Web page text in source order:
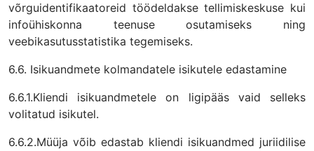
võrguidentifikaatoreid töödeldakse tellimiskeskuse kui
infoühiskonna teenuse osutamiseks ning
veebikasutusstatistika tegemiseks.
6.6. Isikuandmete kolmandatele isikutele edastamine
6.6.1.Kliendi isikuandmetele on ligipääs vaid selleks
volitatud isikutel.
6.6.2.Müüja võib edastab kliendi isikuandmed juriidilise